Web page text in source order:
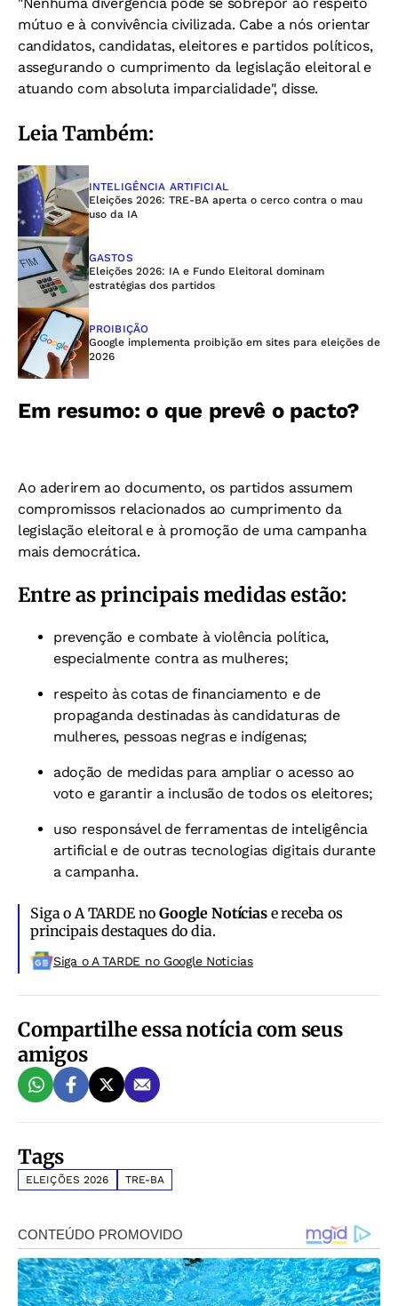
mútuo e à convivência civilizada. Cabe a nós orientar
candidatos, candidatas, eleitores e partidos políticos,
assegurando o cumprimento da legislação eleitoral e
atuando com absoluta imparcialidade", disse.
Leia Também:
INTELIGÊNCIA ARTIFICIAL
Eleições 2026: TRE-BA aperta o cerco contra o mau
uso da IA
GASTOS
Eleições 2026: IA e Fundo Eleitoral dominam
estratégias dos partidos
PROIBIÇÃO
Google implementa proibição em sites para eleições de
2026
Em resumo: o que prevê o pacto?
Ao aderirem ao documento, os partidos assumem
compromissos relacionados ao cumprimento da
legislação eleitoral e à promoção de uma campanha
mais democrática.
Entre as principais medidas estão:
prevenção e combate à violência política,
especialmente contra as mulheres;
respeito às cotas de financiamento e de
propaganda destinadas às candidaturas de
mulheres, pessoas negras e indígenas;
adoção de medidas para ampliar o acesso ao
voto e garantir a inclusão de todos os eleitores;
uso responsável de ferramentas de inteligência
artificial e de outras tecnologias digitais durante
a campanha.
Siga o A TARDE noGoogle Notíciase receba os
principais destaques do dia.
Siga o A TARDE no Google Noticias
Compartilhe essa notícia com seus
amigos
Tags
ELEIÇÕES 2026 TRE-BA